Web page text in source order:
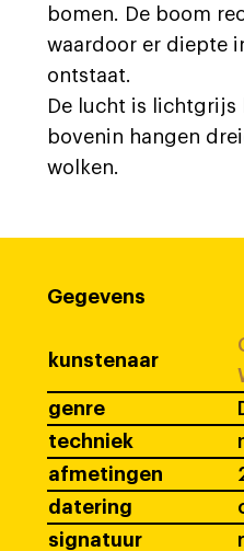
bomen. De boom
waardoor er diepte
ontstaat.
De lucht is lichtgrijs
bovenin hangen
wolken.
Gegevens
kunstenaar
genre
techniek
afmetingen
datering
signatuur